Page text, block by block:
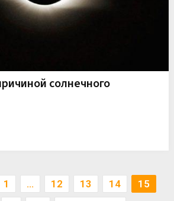
солнечного
1 … 12 13 14
15